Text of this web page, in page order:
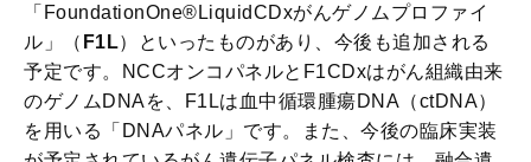
「FoundationOne®LiquidCDxがんゲノムプロファイ
ル」（ F1L）といったものがあり、今後も追加される
予定です。NCCオンコパネルとF1CDxはがん組織由来
のゲノムDNAを、F1Lは血中循環腫瘍DNA（ctDNA）
を用いる「DNAパネル」です。また、今後の臨床実装